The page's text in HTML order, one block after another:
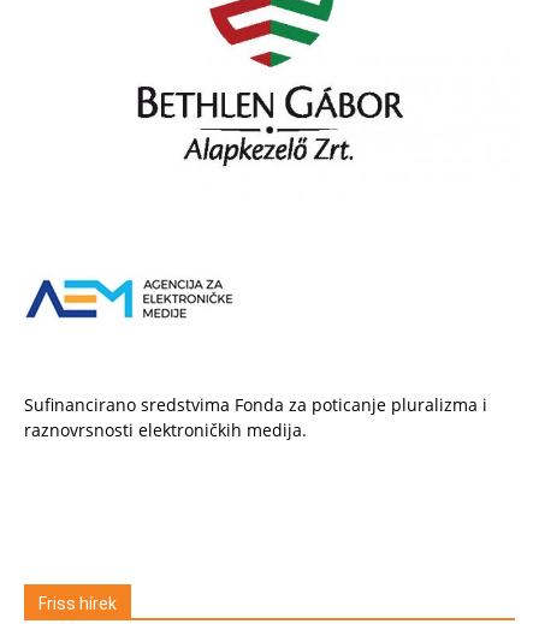
Sufinancirano sredstvima Fonda za poticanje pluralizma i
raznovrsnosti elektroničkih medija.
Friss hírek